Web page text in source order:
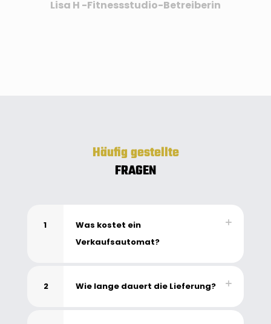
Lisa H -Fitnessstudio-Betreiberin
Häufig gestellte
FRAGEN
1
Was kostet ein
Verkaufsautomat?
2 Wie lange dauert die Lieferung?